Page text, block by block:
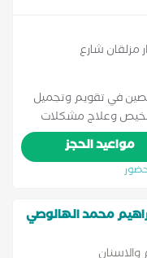
مزلقان شارع
في تقويم وتجميل
وعلاج مشكلات
من خلال 20 عام من الخبره ما بين مصر ودول
مما يساعدها في
دكتوره أميره علي
وذلك يساعد في
رسم الابتسامه دائما
مواعيد الحجز
محمد الهالوصي